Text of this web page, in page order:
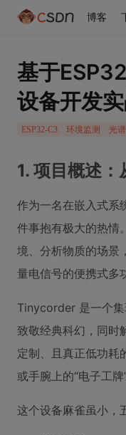
博客
基于
设备开发
ESP32-C3 环境监测 光
1. 项目概述：
作为一名在嵌入式系
件事抱有极大的热情
境、分析物质的场景
量电信号的便携式多
Tinycorder 是一个集
致敬经典科幻，同时
定制、且真正低功耗
或手腕上的“电子工牌
这个设备麻雀虽小，